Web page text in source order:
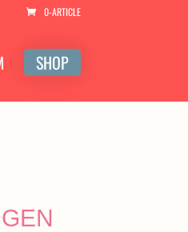
0-ARTICLE
SHOP